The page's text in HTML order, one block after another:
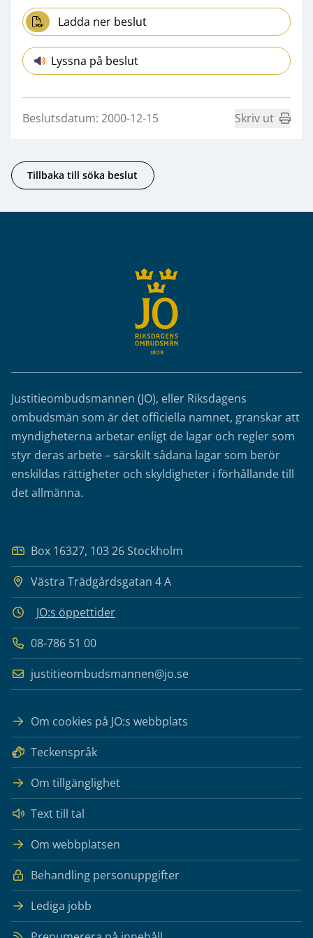
Ladda ner beslut
Lyssna på beslut
Beslutsdatum: 2000-12-15 Skriv ut
Tillbaka till söka beslut
Justitieombudsmannen (JO), eller Riksdagens
ombudsmän som är det officiella namnet, granskar att
myndigheterna arbetar enligt de lagar och regler som
styr deras arbete – särskilt sådana lagar som berör
enskildas rättigheter och skyldigheter i förhållande till
det allmänna.
Box 16327, 103 26 Stockholm
Västra Trädgårdsgatan 4 A
JO:s öppettider
08-786 51 00
justitieombudsmannen@jo.se
Om cookies på JO:s webbplats
Teckenspråk
Om tillgänglighet
Text till tal
Om webbplatsen
Behandling personuppgifter
Lediga jobb